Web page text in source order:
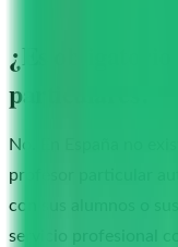
¿Es obligatorio
particulares?
No. En España no
profesor particular
con sus alumnos o
servicio profesional